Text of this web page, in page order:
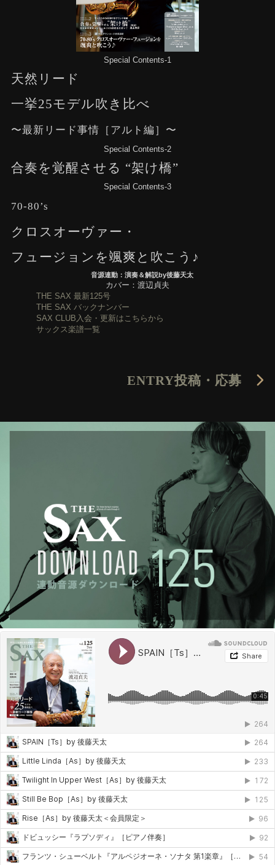
Special Contents-1
天然リード
一挙25モデル吹き比べ
〜最新リード事情［アルト編］〜
Special Contents-2
合奏を覚醒させる “架け橋”
Special Contents-3
70-80’s
クロスオーヴァー・
フュージョンを颯爽と吹こう♪
音源連動：演奏＆解説by後藤天太
カバー：渡辺貞夫
THE SAX 最新125号
THE SAX バックナンバー
SAX CLUB入会・更新はこちらから
サックス楽譜一覧
ENTRY投稿・応募